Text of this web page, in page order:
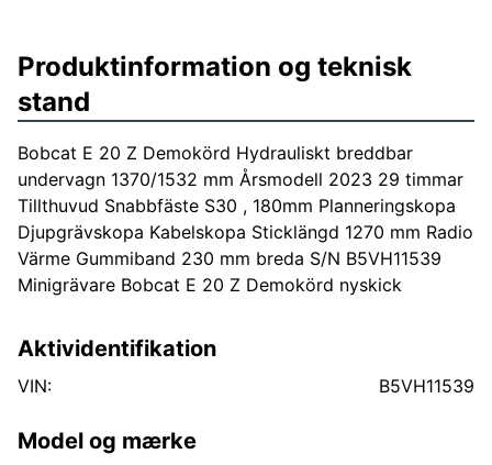
Produktinformation og teknisk
stand
Bobcat E 20 Z Demokörd Hydrauliskt breddbar
undervagn 1370/1532 mm Årsmodell 2023 29 timmar
Tillthuvud Snabbfäste S30 , 180mm Planneringskopa
Djupgrävskopa Kabelskopa Sticklängd 1270 mm Radio
Värme Gummiband 230 mm breda S/N B5VH11539
Minigrävare Bobcat E 20 Z Demokörd nyskick
Aktividentifikation
VIN: B5VH11539
Model og mærke